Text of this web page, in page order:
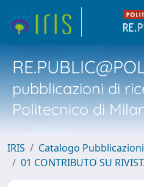
pubblicazioni di
Politecnico di
IRIS
Catalogo
01 CONTRIBUTO SU